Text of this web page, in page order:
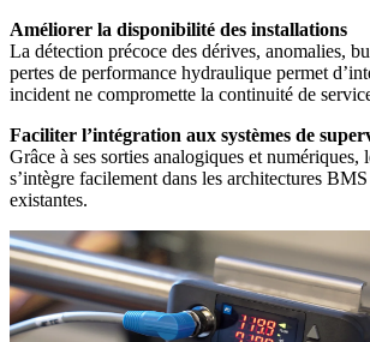
Améliorer la disponibilité des installations
La détection précoce des dérives, anomalies,
pertes de performance hydraulique permet
incident ne compromette la continuité de
Faciliter l’intégration aux systèmes de
Grâce à ses sorties analogiques et
s’intègre facilement dans les architectures
existantes.